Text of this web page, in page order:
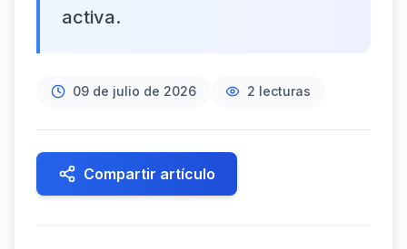
activa.
09 de julio de 2026 2 lecturas
Compartir artículo